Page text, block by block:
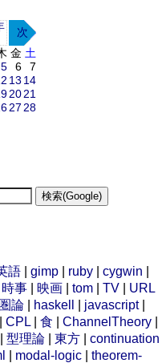
次
金 土
5 6
7
13 14
2021
27 28
語 gimp ruby cygwin
時事 映画 tom TV
URL
圏論 haskell javascript|
CPL 食 ChannelTheory
型理論 東方
continuation
modal-logic
theorem-